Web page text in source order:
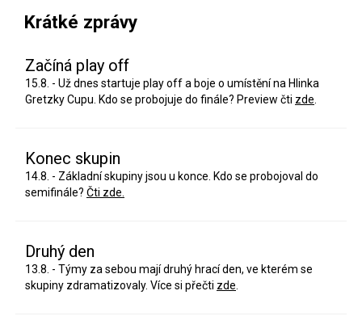
Krátké zprávy
Začíná play off
15.8. - Už dnes startuje play off a boje o umístění na Hlinka
Gretzky Cupu. Kdo se probojuje do finále? Preview čti zde
Konec skupin
14.8. - Základní skupiny jsou u konce. Kdo se probojoval do
semifinále? Čti zde.
Druhý den
13.8. - Týmy za sebou mají druhý hrací den, ve kterém se
skupiny zdramatizovaly. Více si přečti zde